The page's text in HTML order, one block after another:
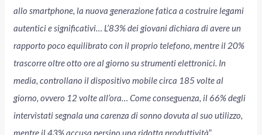
allo smartphone, la nuova generazione fatica a costruire legami
autentici e significativi… L’83% dei giovani dichiara di avere un
rapporto poco equilibrato con il proprio telefono, mentre il 20%
trascorre oltre otto ore al giorno su strumenti elettronici. In
media, controllano il dispositivo mobile circa 185 volte al
giorno, ovvero 12 volte all’ora… Come conseguenza, il 66% degli
intervistati segnala una carenza di sonno dovuta al suo utilizzo,
mentre il 43% accusa persino una ridotta produttività”.